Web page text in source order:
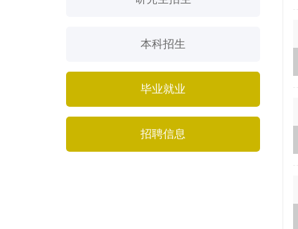
本科招生
毕业就业
招聘信息